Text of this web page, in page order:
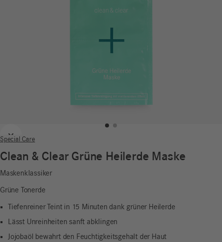
Zurück
Weiter
Special Care
Clean & Clear Grüne Heilerde Maske
Maskenklassiker
Grüne Tonerde
Tiefenreiner Teint in 15 Minuten dank grüner Heilerde
Lässt Unreinheiten sanft abklingen
Jojobaöl bewahrt den Feuchtigkeitsgehalt der Haut